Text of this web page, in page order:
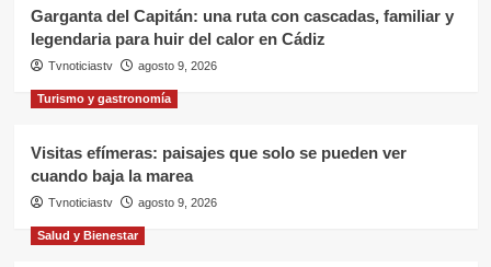
Garganta del Capitán: una ruta con cascadas, familiar y
legendaria para huir del calor en Cádiz
Tvnoticiastv agosto 9, 2026
Turismo y gastronomía
Visitas efímeras: paisajes que solo se pueden ver
cuando baja la marea
Tvnoticiastv agosto 9, 2026
Salud y Bienestar